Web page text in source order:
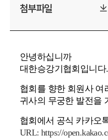
첨부파일
안녕하십니까
대한승강기협회입니다.
협회를 향한 회원사 여
귀사의 무궁한 발전을
협회에서 공식 카카오
URL: https://